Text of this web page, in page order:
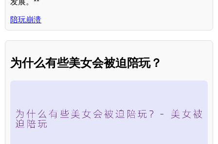
发展。**
陪玩崩溃
为什么有些美女会被迫陪玩？